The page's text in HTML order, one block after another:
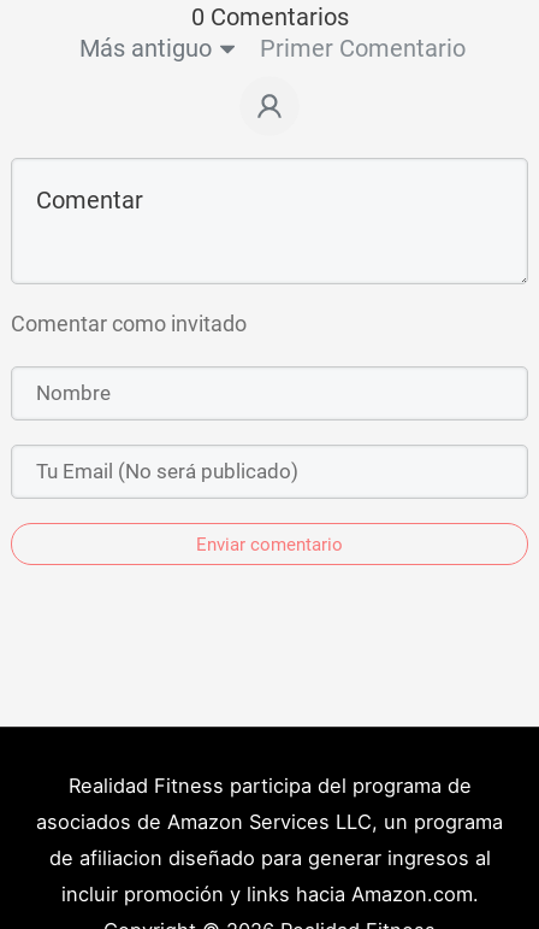
0 Comentarios
Más antiguo
Primer Comentario
Comentar como invitado
Enviar comentario
Realidad Fitness participa del programa de
asociados de Amazon Services LLC, un programa
de afiliacion diseñado para generar ingresos al
incluir promoción y links hacia Amazon.com.